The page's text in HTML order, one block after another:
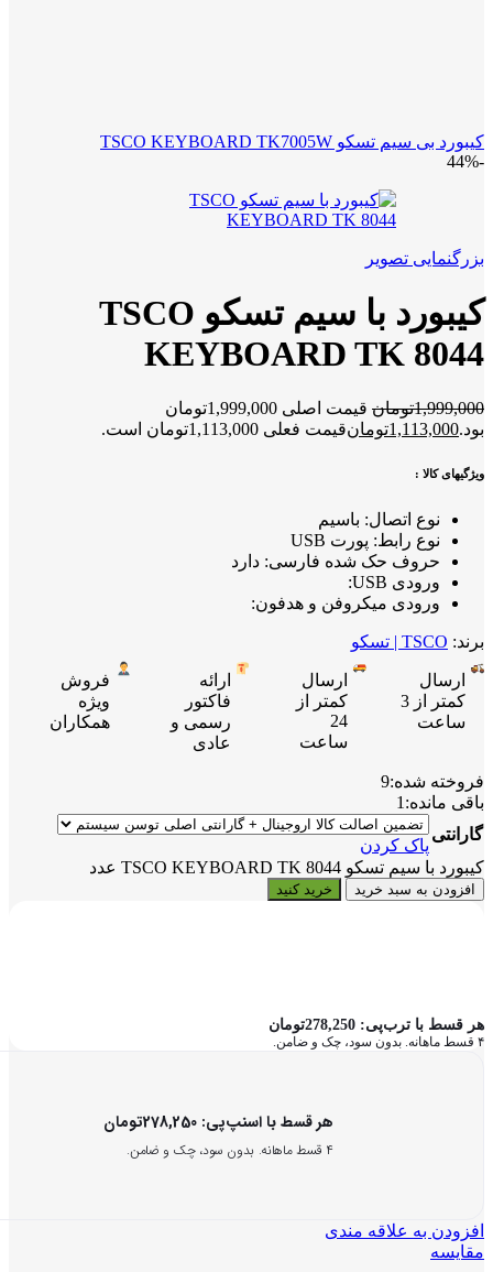
کیبورد بی سیم تسکو TSCO KEYBOARD TK7005W
-44%
بزرگنمایی تصویر
کیبورد با سیم تسکو TSCO
KEYBOARD TK 8044
1,999,000تومان
قیمت اصلی 1,999,000تومان
بود.1,113,000تومانقیمت فعلی 1,113,000تومان است.
ویژگیهای کالا :
نوع اتصال: باسیم
نوع رابط: پورت USB
حروف حک شده فارسی: دارد
ورودی USB:
ورودی میکروفن و هدفون:
برند: TSCO | تسکو
ارسال
کمتر از 3
ساعت
ارسال
کمتر از
24
ساعت
ارائه
فاکتور
رسمی و
عادی
فروش
ویژه
همکاران
فروخته شده:9
باقی مانده: 1
گارانتی
پاک کردن
کیبورد با سیم تسکو TSCO KEYBOARD TK 8044 عدد
افزودن به سبد خرید خرید کنید
هر قسط با ترب‌پی: 278,250تومان
۴ قسط ماهانه. بدون سود، چک و ضامن.
هر قسط با اسنپ‌پی: 278,250تومان
۴ قسط ماهانه. بدون سود، چک و ضامن.
افزودن به علاقه مندی
مقایسه